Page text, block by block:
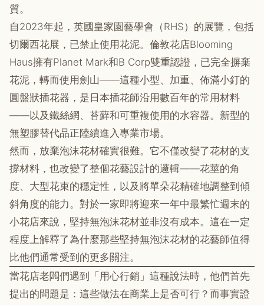
質。
自2023年起，英國皇家園藝學會（RHS）的展覽，包括
切爾西花展，已禁止使用花泥。倫敦花店Blooming
Haus擁有Planet Mark和B Corp雙重認證，已完全摒棄
花泥，轉而使用劍山——這種小型、加重、佈滿小釘的
圓盤狀插花器，是日本插花師沿用數百年的常用材料
——以及鐵絲網、苔蘚和可重複使用的水容器。新型的
無塑膠替代品正陸續進入專業市場。
然而，放棄泡沫花材確實很難。它不僅改變了花材的支
撐材料，也改變了整個花藝設計的邏輯——花莖的角
度、大型花束的穩定性，以及將單朵花精確地調整到傾
斜角度的能力。對於一家即將迎來一年中最繁忙週末的
小花店來說，堅持無泡沫花材並非沒有成本。這在一定
程度上解釋了為什麼那些堅持無泡沫花材的花藝師值得
比他們通常受到的更多關注。
當花店老闆們遇到「用心行銷」這種說法時，他們首先
提出的問題是：這些做法在商業上是否可行？而事實證